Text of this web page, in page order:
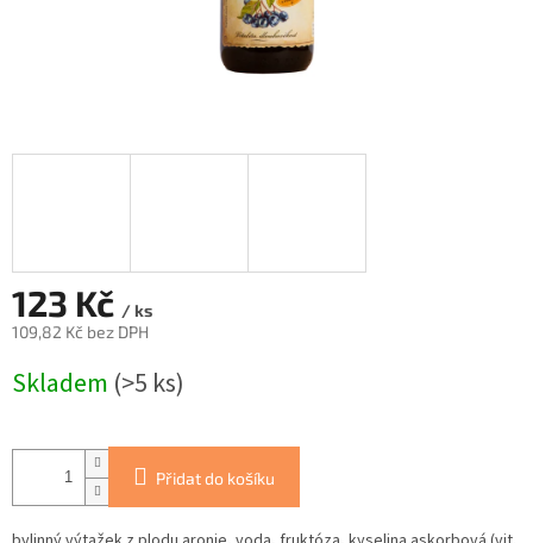
123 Kč / ks
109,82 Kč bez DPH
cena:
Skladem (>5 ks)
Přidat do košíku